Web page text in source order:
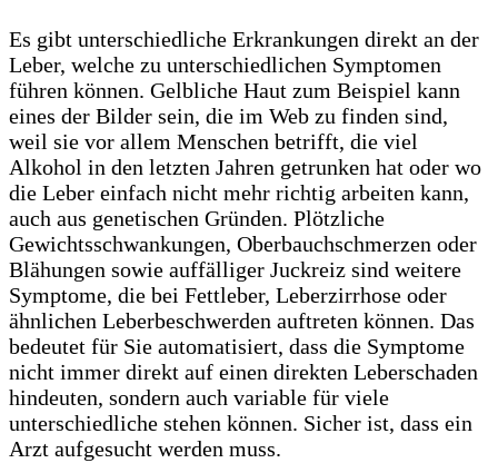
Es gibt unterschiedliche Erkrankungen direkt an der
Leber, welche zu unterschiedlichen Symptomen
führen können. Gelbliche Haut zum Beispiel kann
eines der Bilder sein, die im Web zu finden sind,
weil sie vor allem Menschen betrifft, die viel
Alkohol in den letzten Jahren getrunken hat oder wo
die Leber einfach nicht mehr richtig arbeiten kann,
auch aus genetischen Gründen. Plötzliche
Gewichtsschwankungen, Oberbauchschmerzen oder
Blähungen sowie auffälliger Juckreiz sind weitere
Symptome, die bei Fettleber, Leberzirrhose oder
ähnlichen Leberbeschwerden auftreten können. Das
bedeutet für Sie automatisiert, dass die Symptome
nicht immer direkt auf einen direkten Leberschaden
hindeuten, sondern auch variable für viele
unterschiedliche stehen können. Sicher ist, dass ein
Arzt aufgesucht werden muss.